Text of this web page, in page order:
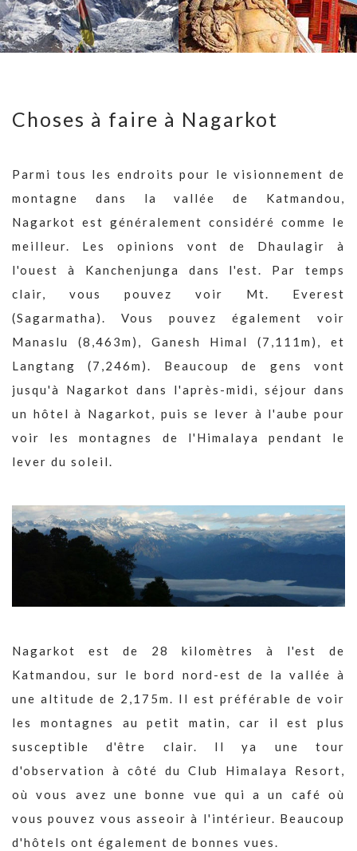
Choses à faire à Nagarkot
Parmi tous les endroits pour le visionnement de
montagne dans la vallée de Katmandou,
Nagarkot est généralement considéré comme le
meilleur. Les opinions vont de Dhaulagir à
l'ouest à Kanchenjunga dans l'est. Par temps
clair, vous pouvez voir Mt. Everest
(Sagarmatha). Vous pouvez également voir
Manaslu (8,463m), Ganesh Himal (7,111m), et
Langtang (7,246m). Beaucoup de gens vont
jusqu'à Nagarkot dans l'après-midi, séjour dans
un hôtel à Nagarkot, puis se lever à l'aube pour
voir les montagnes de l'Himalaya pendant le
lever du soleil.
Nagarkot est de 28 kilomètres à l'est de
Katmandou, sur le bord nord-est de la vallée à
une altitude de 2,175m. Il est préférable de voir
les montagnes au petit matin, car il est plus
susceptible d'être clair. Il ya une tour
d'observation à côté du Club Himalaya Resort,
où vous avez une bonne vue qui a un café où
vous pouvez vous asseoir à l'intérieur. Beaucoup
d'hôtels ont également de bonnes vues.